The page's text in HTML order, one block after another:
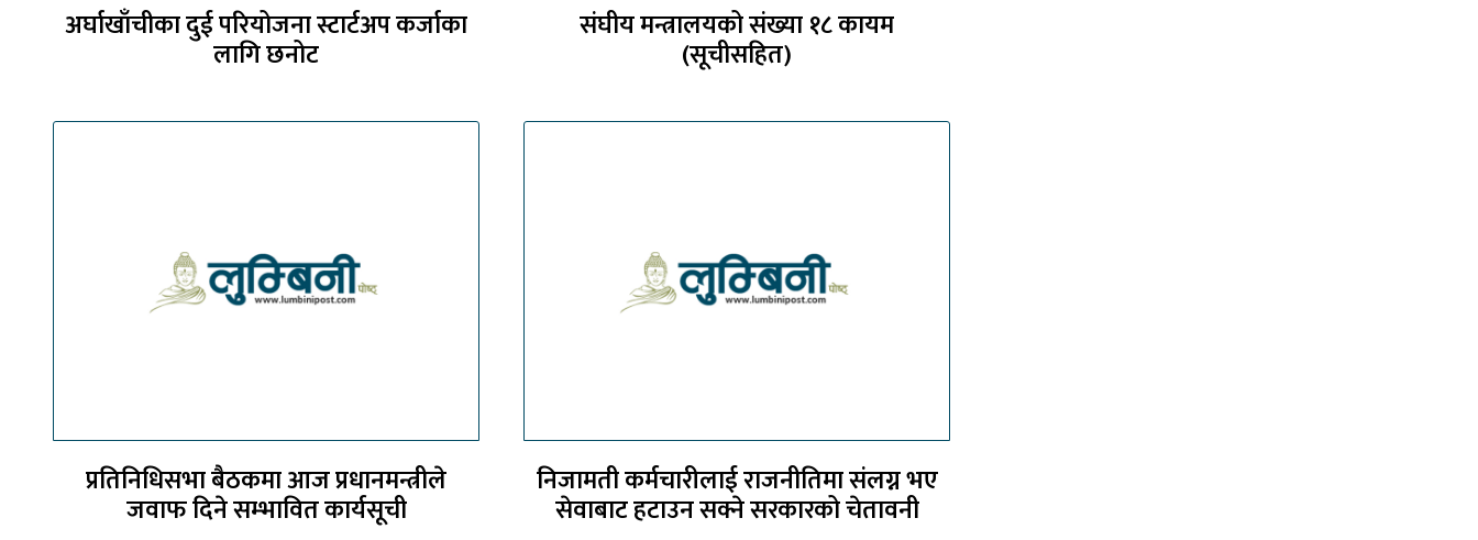
अर्घाखाँचीका दुई परियोजना स्टार्टअप कर्जाका
लागि छनोट
संघीय मन्त्रालयको संख्या १८ कायम
(सूचीसहित)
प्रतिनिधिसभा बैठकमा आज प्रधानमन्त्रीले
जवाफ दिने सम्भावित कार्यसूची
निजामती कर्मचारीलाई राजनीतिमा संलग्न भए
सेवाबाट हटाउन सक्ने सरकारको चेतावनी